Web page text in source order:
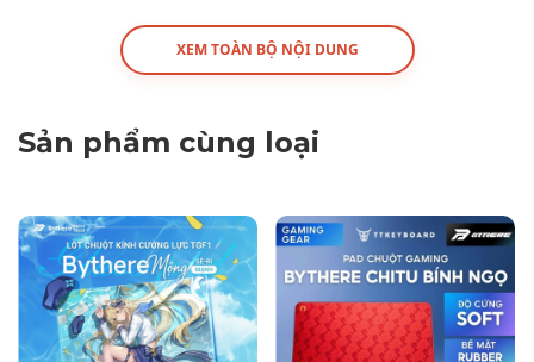
https://cf.shopee.vn/file/vn-11134208-820l4-mffjd37kkd8o15
https://cf.shopee.vn/file/vn-11134208-820l4-mffk4fs240zt5c
XEM TOÀN BỘ NỘI DUNG
Sản phẩm cùng loại